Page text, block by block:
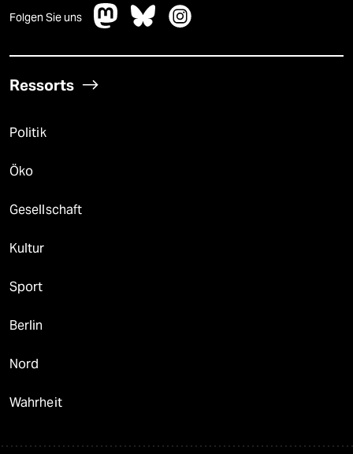
Folgen Sie uns
Ressorts
Politik
Öko
Gesellschaft
Kultur
Sport
Berlin
Nord
Wahrheit